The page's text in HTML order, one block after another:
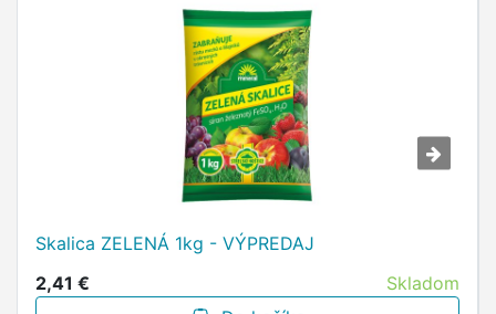
Skalica ZELENÁ 1kg - VÝPREDAJ
2,41 €
Skladom